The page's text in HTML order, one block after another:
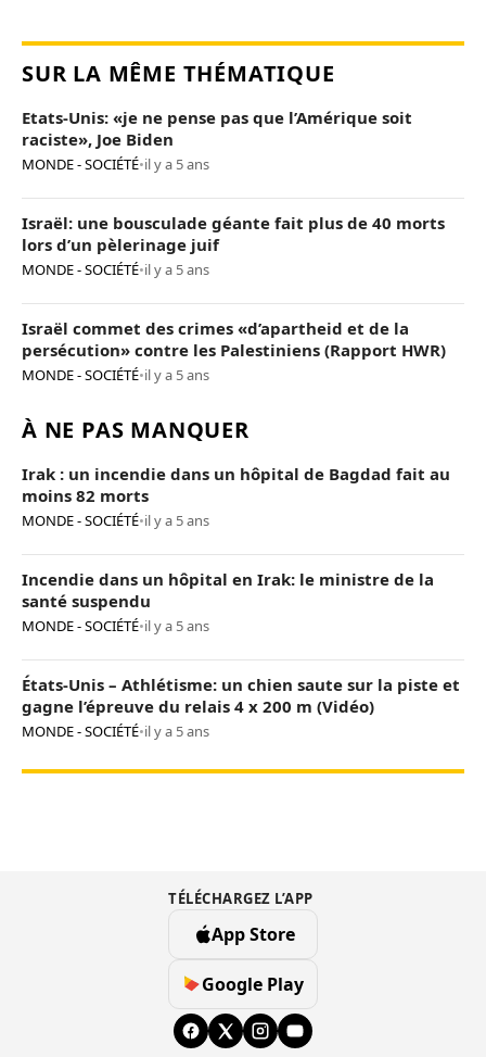
SUR LA MÊME THÉMATIQUE
Etats-Unis: «je ne pense pas que l’Amérique soit
raciste», Joe Biden
MONDE - SOCIÉTÉ•il y a 5 ans
Israël: une bousculade géante fait plus de 40 morts
lors d’un pèlerinage juif
MONDE - SOCIÉTÉ•il y a 5 ans
Israël commet des crimes «d’apartheid et de la
persécution» contre les Palestiniens (Rapport HWR)
MONDE - SOCIÉTÉ•il y a 5 ans
À NE PAS MANQUER
Irak : un incendie dans un hôpital de Bagdad fait au
moins 82 morts
MONDE - SOCIÉTÉ•il y a 5 ans
Incendie dans un hôpital en Irak: le ministre de la
santé suspendu
MONDE - SOCIÉTÉ•il y a 5 ans
États-Unis – Athlétisme: un chien saute sur la piste et
gagne l’épreuve du relais 4 x 200 m (Vidéo)
MONDE - SOCIÉTÉ•il y a 5 ans
TÉLÉCHARGEZ L’APP
App Store
Google Play